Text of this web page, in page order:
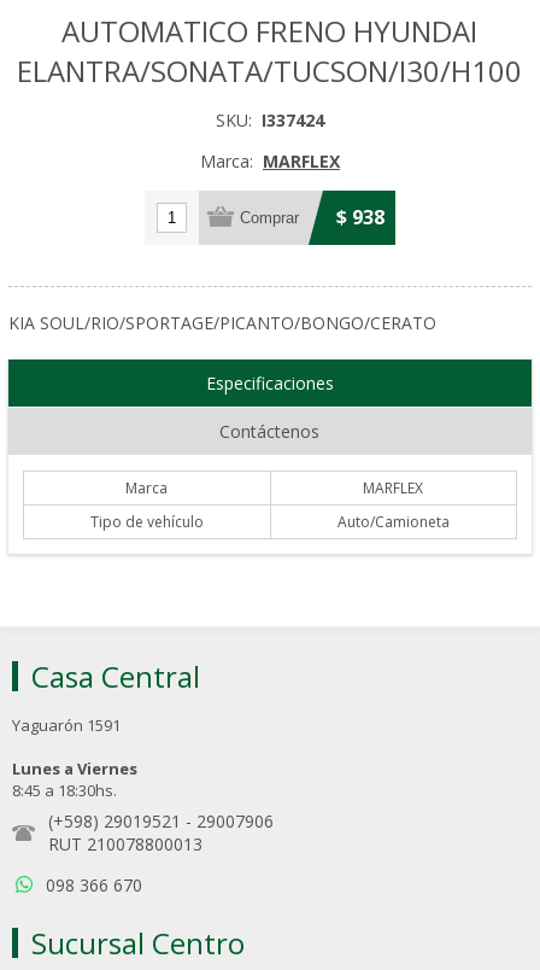
AUTOMATICO FRENO HYUNDAI
ELANTRA/SONATA/TUCSON/I30/H100
SKU: I337424
Marca: MARFLEX
$ 938
KIA SOUL/RIO/SPORTAGE/PICANTO/BONGO/CERATO
Especificaciones
Contáctenos
Marca
MARFLEX
Tipo de vehículo
Auto/Camioneta
Casa Central
Yaguarón 1591
Lunes a Viernes
8:45 a 18:30hs.
(+598) 29019521 - 29007906
RUT 210078800013
098 366 670
Sucursal Centro